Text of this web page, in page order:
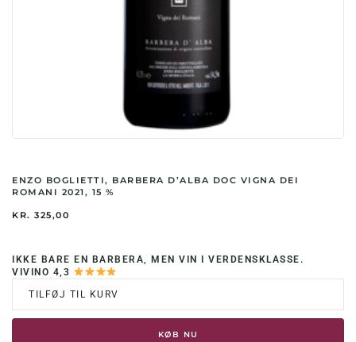
ENZO BOGLIETTI, BARBERA D’ALBA DOC VIGNA DEI
ROMANI 2021, 15 %
KR. 325,00
IKKE BARE EN BARBERA, MEN VIN I VERDENSKLASSE.
VIVINO 4,3
TILFØJ TIL KURV
KØB NU